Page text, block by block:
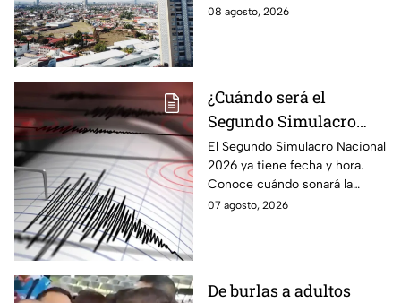
temperaturas de hasta 40 °C
08 agosto, 2026
¿Cuándo será el
Segundo Simulacro
Nacional 2026? A esta
hora sonará la alerta
sísmica
El Segundo Simulacro Nacional
2026 ya tiene fecha y hora.
Conoce cuándo sonará la
alerta sísmica y qué ocurrirá
07 agosto, 2026
De burlas a adultos